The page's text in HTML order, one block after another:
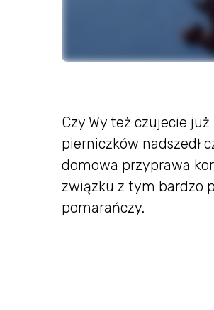
Czy Wy też czujecie
pierniczków nadszedł
domowa przyprawa
związku z tym bardzo
pomarańczy.